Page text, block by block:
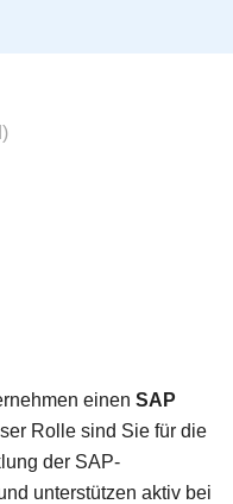
einen SAP
Rolle sind Sie für die
der SAP-
unterstützen aktiv bei